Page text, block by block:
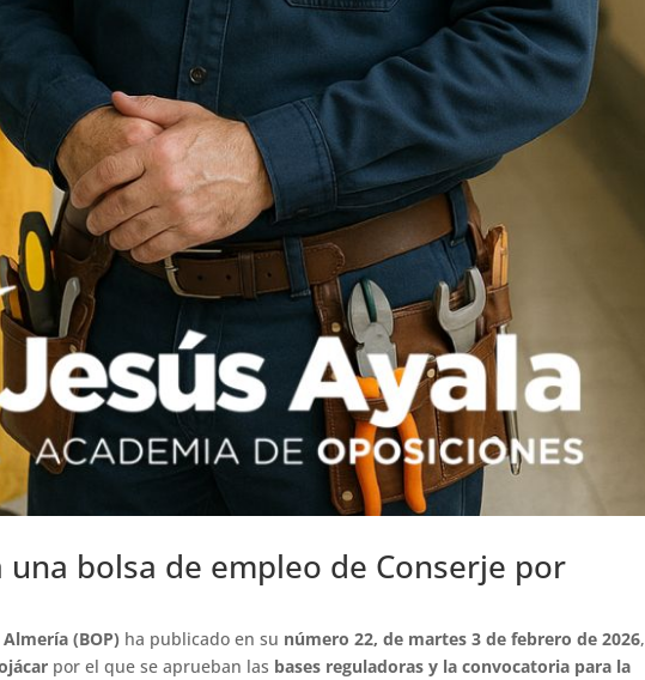
una bolsa de empleo de Conserje por
(BOP) ha publicado en su número 22, de martes 3 de febrero de 2026,
por el que se aprueban las bases reguladoras y la convocatoria para la